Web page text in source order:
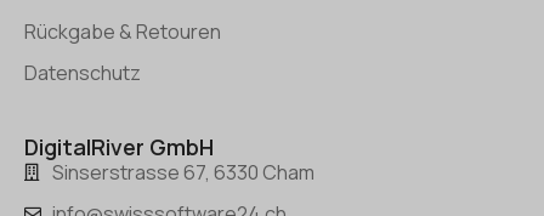
Rückgabe & Retouren
Datenschutz
DigitalRiver GmbH
Sinserstrasse 67, 6330 Cham